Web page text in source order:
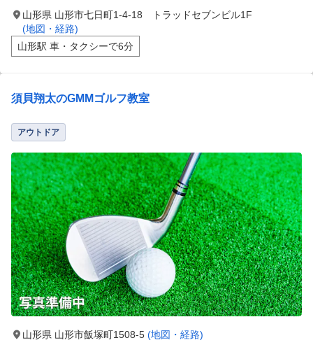
山形県 山形市七日町1-4-18 トラッドセブンビル1F
(地図・経路)
山形駅 車・タクシーで6分
須貝翔太のGMMゴルフ教室
アウトドア
山形県 山形市飯塚町1508-5 (地図・経路)